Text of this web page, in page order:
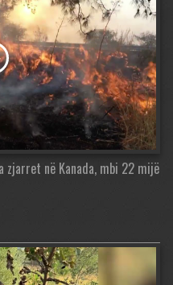
zjarret në Kanada, mbi 22 mijë